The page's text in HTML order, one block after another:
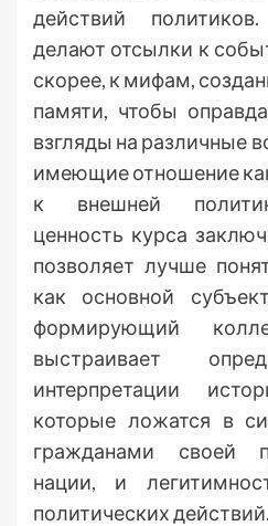
действий
делают отсылки к
скорее, к мифам,
памяти, чтобы
взгляды на различные
имеющие отношение
к внешней
ценность курса
позволяет лучше
как основной
формирующий
выстраивает
интерпретации
которые ложатся в
гражданами своей
нации, и
политических действий.